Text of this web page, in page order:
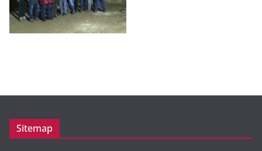
Sitemap